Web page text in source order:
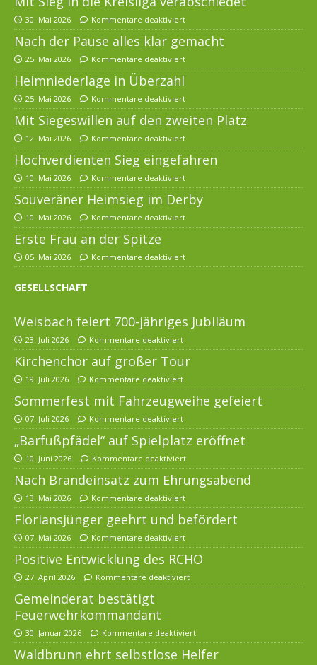
30. Mai 2026 Kommentare deaktiviert
Nach der Pause alles klar gemacht
25. Mai 2026 Kommentare deaktiviert
Heimniederlage in Überzahl
25. Mai 2026 Kommentare deaktiviert
Mit Siegeswillen auf den zweiten Platz
12. Mai 2026 Kommentare deaktiviert
Hochverdienten Sieg eingefahren
10. Mai 2026 Kommentare deaktiviert
Souveräner Heimsieg im Derby
10. Mai 2026 Kommentare deaktiviert
Erste Frau an der Spitze
05. Mai 2026 Kommentare deaktiviert
GESELLSCHAFT
Weisbach feiert 700-jähriges Jubiläum
23. Juli 2026 Kommentare deaktiviert
Kirchenchor auf großer Tour
19. Juli 2026 Kommentare deaktiviert
Sommerfest mit Fahrzeugweihe gefeiert
07. Juli 2026 Kommentare deaktiviert
„Barfußpfädel“ auf Spielplatz eröffnet
10. Juni 2026 Kommentare deaktiviert
Nach Brandeinsatz zum Ehrungsabend
13. Mai 2026 Kommentare deaktiviert
Floriansjünger geehrt und befördert
07. Mai 2026 Kommentare deaktiviert
Positive Entwicklung des RCHO
27. April 2026 Kommentare deaktiviert
Gemeinderat bestätigt
Feuerwehrkommandant
30. Januar 2026 Kommentare deaktiviert
Waldbrunn ehrt selbstlose Helfer